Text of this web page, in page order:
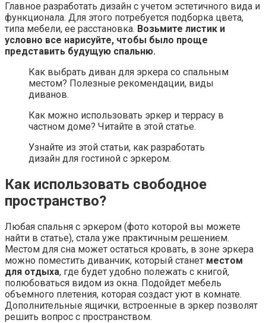
Главное разработать дизайн с учетом эстетичного вида и
функционала. Для этого потребуется подборка цвета,
типа мебели, ее расстановка. Возьмите листик и
условно все нарисуйте, чтобы было проще
представить будущую спальню.
Как выбрать диван для эркера со спальным
местом? Полезные рекомендации, виды
диванов.
Как можно использовать эркер и террасу в
частном доме? Читайте в этой статье.
Узнайте из этой статьи, как разработать
дизайн для гостиной с эркером.
Как использовать свободное
пространство?
Любая спальня с эркером (фото которой вы можете
найти в статье), стала уже практичным решением.
Местом для сна может остаться кровать, в зоне эркера
можно поместить диванчик, который станет местом
для отдыха, где будет удобно полежать с книгой,
полюбоваться видом из окна. Подойдет мебель
объемного плетения, которая создаст уют в комнате.
Дополнительные ящички, встроенные в эркер позволят
решить вопрос с пространством.